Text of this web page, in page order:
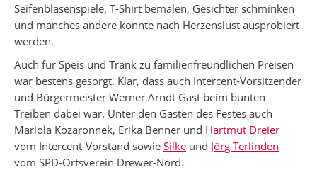
Seifenblasenspiele, T-Shirt bemalen, Gesichter schminken
und manches andere konnte nach Herzenslust ausprobiert
werden.
Auch für Speis und Trank zu familienfreundlichen Preisen
war bestens gesorgt. Klar, dass auch Intercent-Vorsitzender
und Bürgermeister Werner Arndt Gast beim bunten
Treiben dabei war. Unter den Gästen des Festes auch
Mariola Kozaronnek, Erika Benner und Hartmut Dreier
vom Intercent-Vorstand sowie Silke und Jörg Terlinden
vom SPD-Ortsverein Drewer-Nord.